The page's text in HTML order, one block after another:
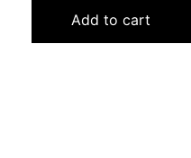
Add to cart